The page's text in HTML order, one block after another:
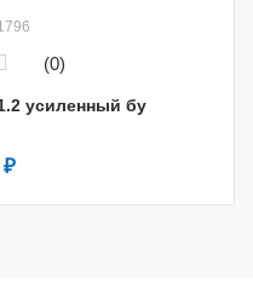
(0)
усиленный бу
₽